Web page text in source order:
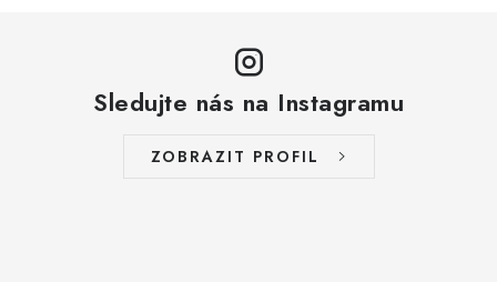
Sledujte nás na Instagramu
ZOBRAZIT PROFIL